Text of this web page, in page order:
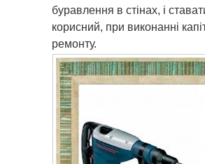
буравлення в стінах, і
корисний, при виконанні
ремонту.